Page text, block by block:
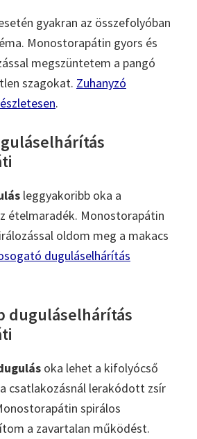
gyakran az összefolyóban
Monostorapátin gyors és
megszüntetem a pangó
szagokat. Zuhanyzó
.
leggyakoribb oka a
ételmaradék. Monostorapátin
oldom meg a makacs
duguláselhárítás
duguláselhárítás
oka lehet a kifolyócső
csatlakozásnál lerakódott zsír
spirálos
a zavartalan működést.